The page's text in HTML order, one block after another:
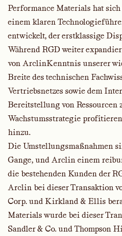
Performance Materials hat sich
einem klaren
entwickelt, der erstklassige
Während RGD weiter
von ArclinKenntnis unserer
Breite des technischen
Vertriebsnetzes sowie dem
Bereitstellung von Ressourcen
Wachstumsstrategie
hinzu.
Die Umstellungsmaßnahmen
Gange, und Arclin einem
die bestehenden Kunden der
Arclin bei dieser Transaktion
Corp. und Kirkland & Ellis
Materials wurde bei dieser
Sandler & Co. und Thompson